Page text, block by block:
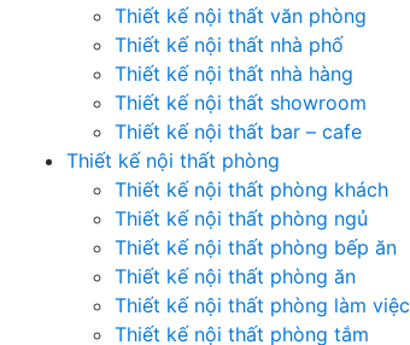
Thiết kế nội thất văn phòng
Thiết kế nội thất nhà phố
Thiết kế nội thất nhà hàng
Thiết kế nội thất showroom
Thiết kế nội thất bar – cafe
Thiết kế nội thất phòng
Thiết kế nội thất phòng khách
Thiết kế nội thất phòng ngủ
Thiết kế nội thất phòng bếp ăn
Thiết kế nội thất phòng ăn
Thiết kế nội thất phòng làm việc
Thiết kế nội thất phòng tắm